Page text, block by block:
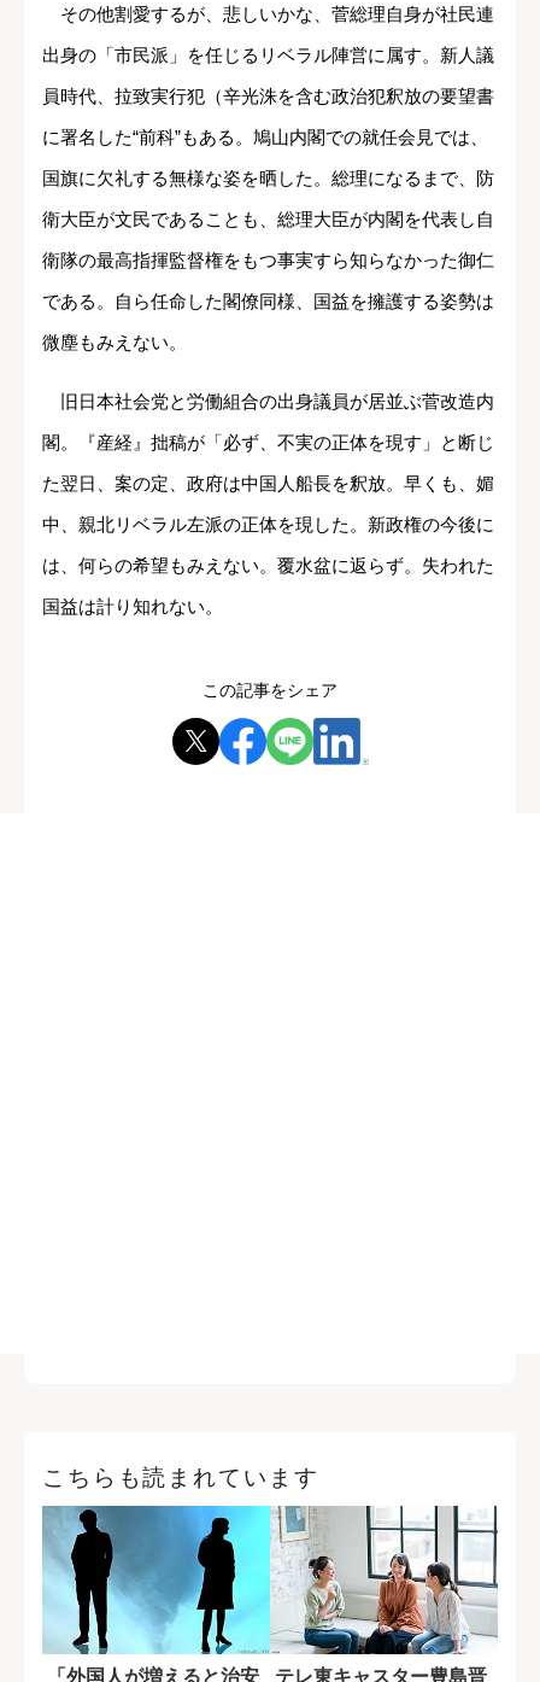
その他割愛するが、悲しいかな、菅総理自身が社民連
出身の「市民派」を任じるリベラル陣営に属す。新人議
員時代、拉致実行犯（辛光洙を含む政治犯釈放の要望書
に署名した“前科”もある。鳩山内閣での就任会見では、
国旗に欠礼する無様な姿を晒した。総理になるまで、防
衛大臣が文民であることも、総理大臣が内閣を代表し自
衛隊の最高指揮監督権をもつ事実すら知らなかった御仁
である。自ら任命した閣僚同様、国益を擁護する姿勢は
微塵もみえない。
旧日本社会党と労働組合の出身議員が居並ぶ菅改造内
閣。『産経』拙稿が「必ず、不実の正体を現す」と断じ
た翌日、案の定、政府は中国人船長を釈放。早くも、媚
中、親北リベラル左派の正体を現した。新政権の今後に
は、何らの希望もみえない。覆水盆に返らず。失われた
国益は計り知れない。
この記事をシェア
こちらも読まれています
「外国人が増えると治安 テレ東キャスター豊島晋